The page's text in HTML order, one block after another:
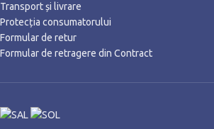
Transport și livrare
Protecția consumatorului
Formular de retur
Formular de retragere din Contract